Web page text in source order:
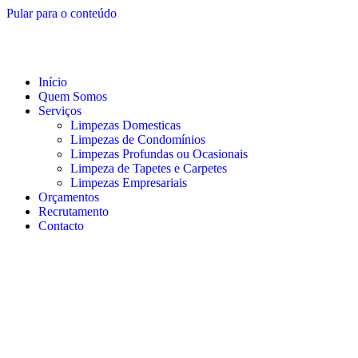
Pular para o conteúdo
Início
Quem Somos
Serviços
Limpezas Domesticas
Limpezas de Condomínios
Limpezas Profundas ou Ocasionais
Limpeza de Tapetes e Carpetes
Limpezas Empresariais
Orçamentos
Recrutamento
Contacto